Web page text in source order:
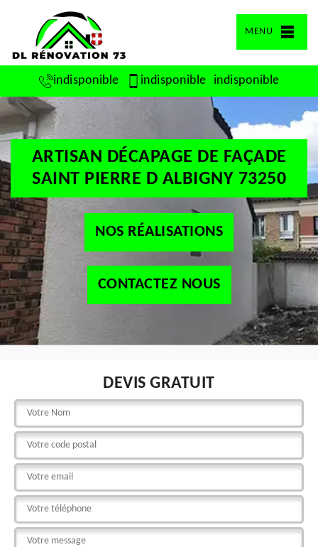
MENU
indisponible indisponible indisponible
ARTISAN DÉCAPAGE DE FAÇADE
SAINT PIERRE D ALBIGNY 73250
NOS RÉALISATIONS
CONTACTEZ NOUS
DEVIS GRATUIT